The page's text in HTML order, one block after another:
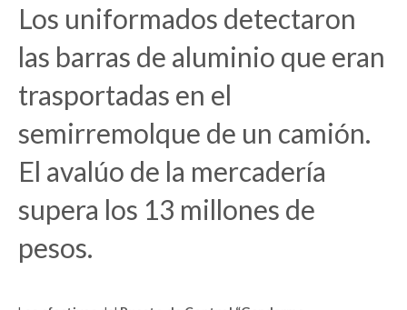
Los uniformados detectaron
las barras de aluminio que eran
trasportadas en el
semirremolque de un camión.
El avalúo de la mercadería
supera los 13 millones de
pesos.